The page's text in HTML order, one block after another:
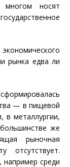
многом носят
рынка едва ли
— в пищевой
в металлургии,
же
рыночная
отсутствует.
среди